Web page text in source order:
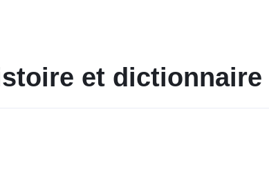
et dictionnaire